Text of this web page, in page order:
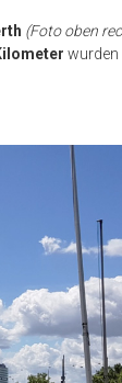
(Foto oben
wurden